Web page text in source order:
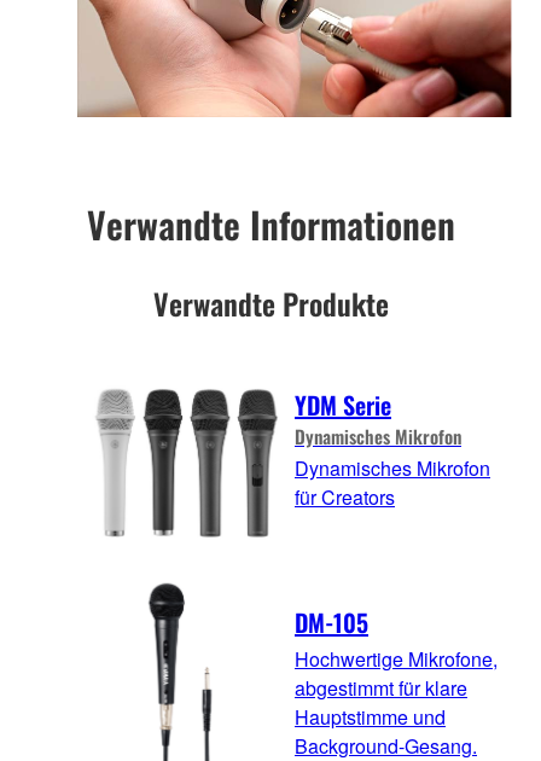
Verwandte Informationen
Verwandte Produkte
YDM Serie
Dynamisches Mikrofon
Dynamisches Mikrofon
für Creators
DM-105
Hochwertige Mikrofone,
abgestimmt für klare
Hauptstimme und
Background-Gesang.